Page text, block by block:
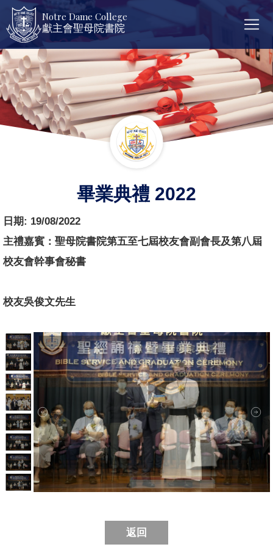
Notre Dame College
獻主會聖母院書院
畢業典禮 2022
日期: 19/08/2022
主禮嘉賓： 聖母院書院第五至七屆校友會副會長及第八屆
校友會幹事會秘書
校友吳俊文先生
返回